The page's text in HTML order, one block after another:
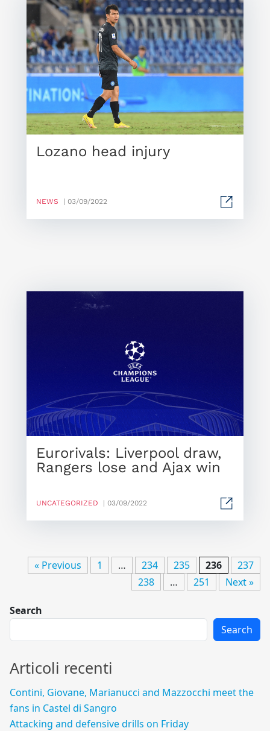
Lozano head injury
NEWS | 03/09/2022
Eurorivals: Liverpool draw,
Rangers lose and Ajax win
UNCATEGORIZED | 03/09/2022
« Previous 1 … 234 235 236
237
238
… 251 Next »
Search
Search
Articoli recenti
Contini, Giovane, Marianucci and Mazzocchi meet the
fans in Castel di Sangro
Attacking and defensive drills on Friday